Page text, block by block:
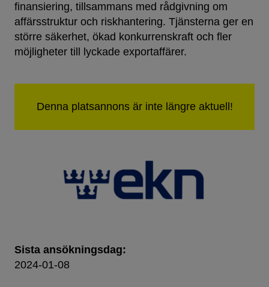
finansiering, tillsammans med rådgivning om
affärsstruktur och riskhantering. Tjänsterna ger en
större säkerhet, ökad konkurrenskraft och fler
möjligheter till lyckade exportaffärer.
Sista ansökningsdag:
2024-01-08